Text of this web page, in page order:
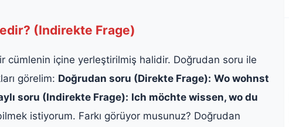
(Indirekte Frage)
cümlenin içine yerleştirilmiş halidir. Doğrudan soru ile
görelim: Doğrudan soru (Direkte Frage): Wo wohnst
soru (Indirekte Frage): Ich möchte wissen, wo du
istiyorum. Farkı görüyor musunuz? Doğrudan